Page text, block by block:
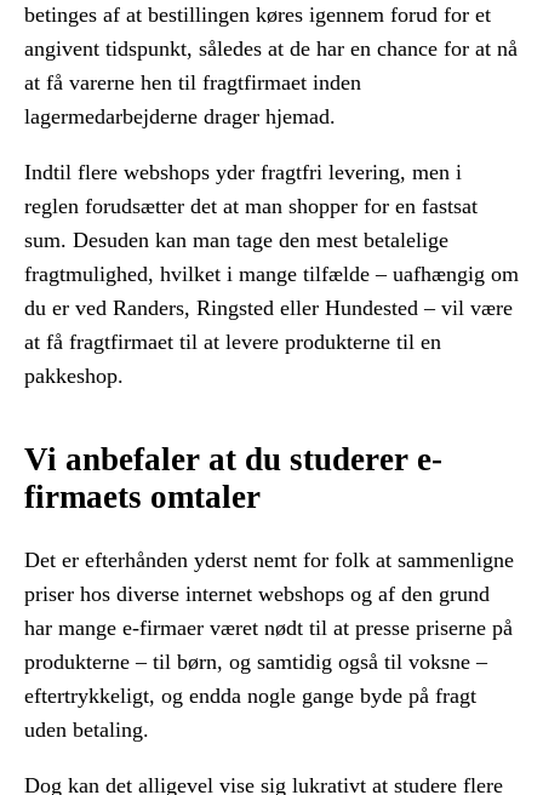
betinges af at bestillingen køres igennem forud for et
angivent tidspunkt, således at de har en chance for at nå
at få varerne hen til fragtfirmaet inden
lagermedarbejderne drager hjemad.
Indtil flere webshops yder fragtfri levering, men i
reglen forudsætter det at man shopper for en fastsat
sum. Desuden kan man tage den mest betalelige
fragtmulighed, hvilket i mange tilfælde – uafhængig om
du er ved Randers, Ringsted eller Hundested – vil være
at få fragtfirmaet til at levere produkterne til en
pakkeshop.
Vi anbefaler at du studerer e-
firmaets omtaler
Det er efterhånden yderst nemt for folk at sammenligne
priser hos diverse internet webshops og af den grund
har mange e-firmaer været nødt til at presse priserne på
produkterne – til børn, og samtidig også til voksne –
eftertrykkeligt, og endda nogle gange byde på fragt
uden betaling.
Dog kan det alligevel vise sig lukrativt at studere flere